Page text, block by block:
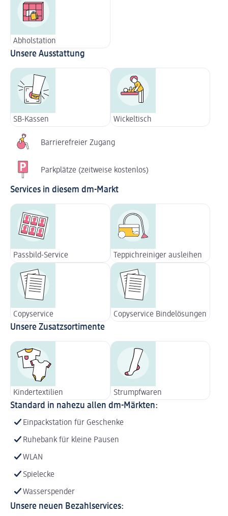
Abholstation
Unsere Ausstattung
SB-Kassen Wickeltisch
Barrierefreier Zugang
Parkplätze (zeitweise kostenlos)
Services in diesem dm-Markt
Passbild-Service Teppichreiniger ausleihen
Copyservice Copyservice Bindelösungen
Unsere Zusatzsortimente
Kindertextilien Strumpfwaren
Standard in nahezu allen dm-Märkten:
Einpackstation für Geschenke
Ruhebank für kleine Pausen
WLAN
Spielecke
Wasserspender
Unsere neuen Bezahlservices: